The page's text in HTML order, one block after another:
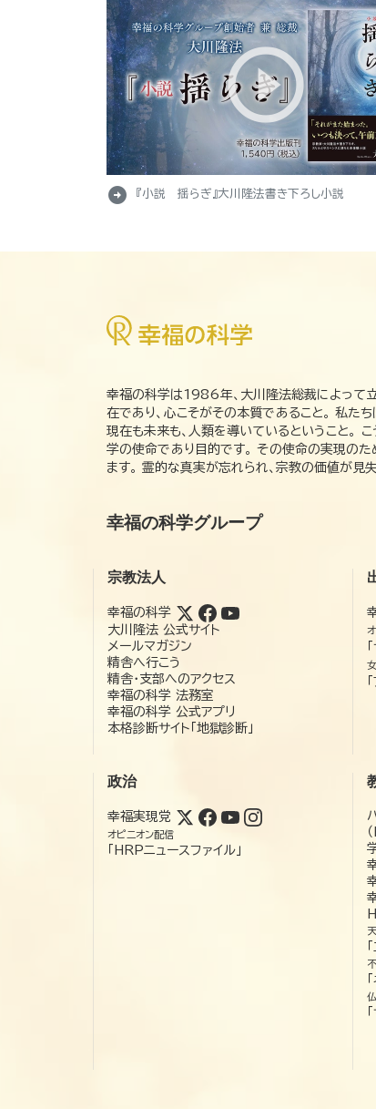
arrow_circle_right 『小説 揺らぎ』大川隆法書き下ろし小説
幸福の科学は1986年、大川隆法総裁によって立
在であり、心こそがその本質であること。 私た
現在も未来も、人類を導いているということ。
学の使命であり目的です。 その使命の実現のた
ます。 霊的な真実が忘れられ、宗教の価値が見
幸福の科学グループ
宗教法人
幸福の科学
大川隆法 公式サイト
メールマガジン
精舎へ行こう
精舎・支部へのアクセス
幸福の科学 法務室
幸福の科学 公式アプリ
本格診断サイト「地獄診断」
政治
幸福実現党
オピニオン配信
「HRPニュースファイル」